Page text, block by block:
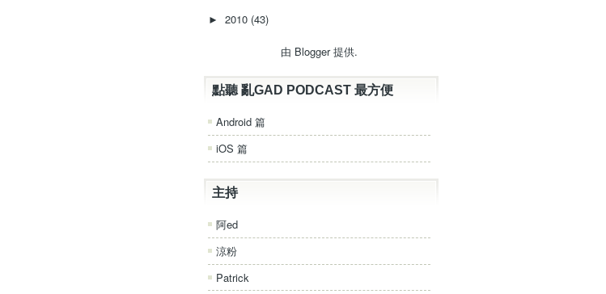
► 2010 (43)
由 Blogger提供.
點聽 亂GAD PODCAST 最方便
Android 篇
iOS 篇
主持
阿ed
涼粉
Patrick